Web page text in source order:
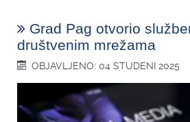
Grad Pag otvorio
društvenim mrežama
OBJAVLJENO: 04 STUDENI 2025